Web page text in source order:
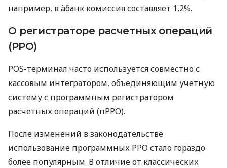
например, в àбанк комиссия составляет 1,2%.
О регистраторе расчетных операций
(РРО)
POS-терминал часто используется совместно с
кассовым интегратором, объединяющим учетную
систему с программным регистратором
расчетных операций (пРРО).
После изменений в законодательстве
использование программных РРО стало гораздо
более популярным. В отличие от классических